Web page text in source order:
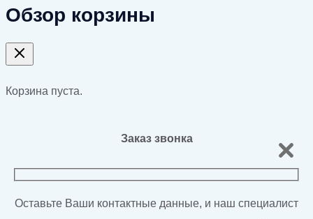
Обзор корзины
Корзина пуста.
Заказ звонка
Оставьте Ваши контактные данные, и наш специалист